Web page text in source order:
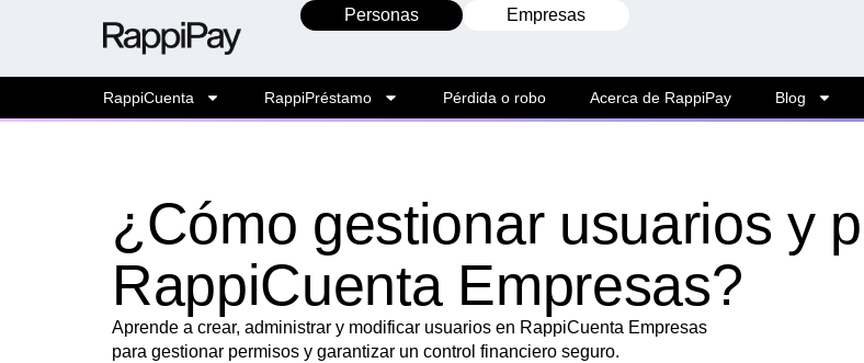
Personas Empresas
RappiCuenta RappiPréstamo Pérdida o robo Acerca de RappiPay Blog
¿Cómo gestionar usuarios y
RappiCuenta Empresas?
Aprende a crear, administrar y modificar usuarios en RappiCuenta Empresas
para gestionar permisos y garantizar un control financiero seguro.